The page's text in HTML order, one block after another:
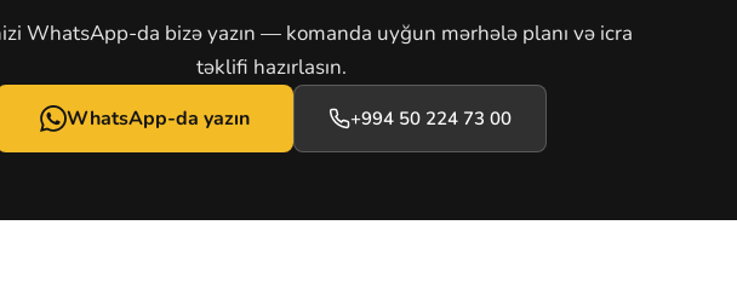
WhatsApp-da bizə yazın — komanda uyğun mərhələ planı və icra
təklifi hazırlasın.
WhatsApp-da yazın +994 50 224 73 00